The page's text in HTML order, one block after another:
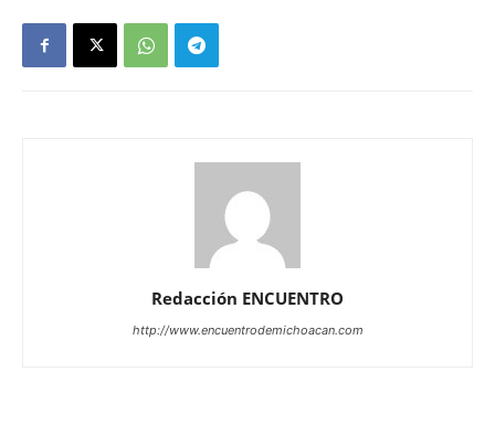
Redacción ENCUENTRO
http://www.encuentrodemichoacan.com